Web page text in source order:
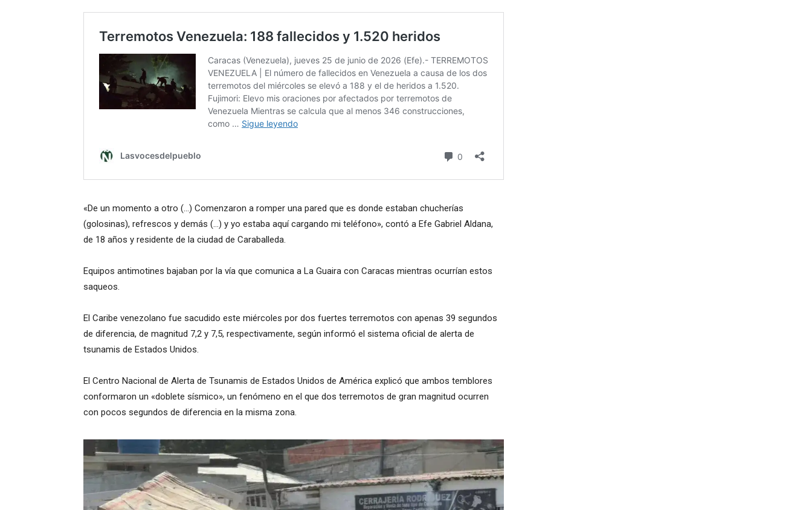
«De un momento a otro (…) Comenzaron a romper una pared que es donde estaban chucherías
(golosinas), refrescos y demás (…) y yo estaba aquí cargando mi teléfono», contó a Efe Gabriel Aldana,
de 18 años y residente de la ciudad de Caraballeda.
Equipos antimotines bajaban por la vía que comunica a La Guaira con Caracas mientras ocurrían estos
saqueos.
El Caribe venezolano fue sacudido este miércoles por dos fuertes terremotos con apenas 39 segundos
de diferencia, de magnitud 7,2 y 7,5, respectivamente, según informó el sistema oficial de alerta de
tsunamis de Estados Unidos.
El Centro Nacional de Alerta de Tsunamis de Estados Unidos de América explicó que ambos temblores
conformaron un «doblete sísmico», un fenómeno en el que dos terremotos de gran magnitud ocurren
con pocos segundos de diferencia en la misma zona.